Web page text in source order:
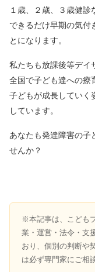
１歳、２歳、３歳健診
できるだけ早期の気付
とになります。
私たちも放課後等デイ
全国で子ども達への療
子どもが成長していく
しています。
あなたも発達障害の子
せんか？
※本記事は、こども
業・運営・法令・支
おり、個別の判断や
は必ず専門家にご相